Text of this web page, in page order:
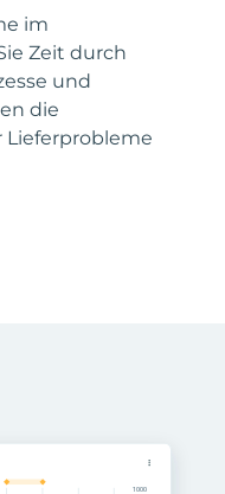
im
Zeit durch
und
die